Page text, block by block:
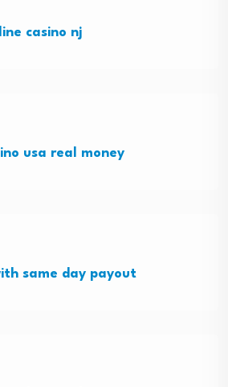
casino nj
usa real money
same day payout